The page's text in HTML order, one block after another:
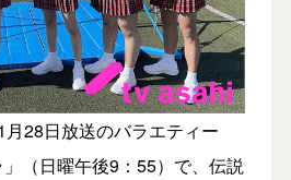
28日放送のバラエティー
」（日曜午後9：55）で、伝説